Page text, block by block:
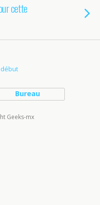
cette
Bureau
Geeks-mx